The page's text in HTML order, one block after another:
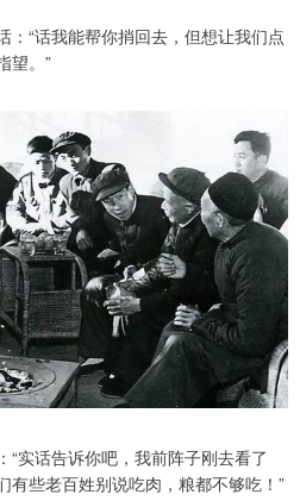
：“话我能帮你捎回去，但想让我们点
望。”
“实话告诉你吧，我前阵子刚去看了
有些老百姓别说吃肉，粮都不够吃！”